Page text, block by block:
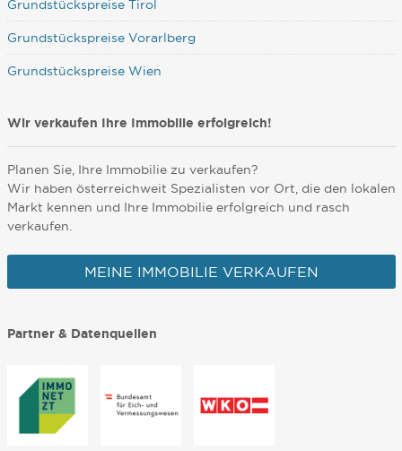
Grundstückspreise Tirol
Grundstückspreise Vorarlberg
Grundstückspreise Wien
Wir verkaufen Ihre Immobilie erfolgreich!
Planen Sie, Ihre Immobilie zu verkaufen?
Wir haben österreichweit Spezialisten vor Ort, die den lokalen
Markt kennen und Ihre Immobilie erfolgreich und rasch
verkaufen.
MEINE IMMOBILIE VERKAUFEN
Partner & Datenquellen